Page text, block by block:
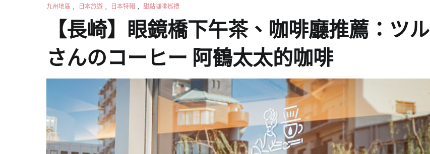
九州地區 , 日本旅遊 , 日本特輯 , 甜點咖啡巡禮
【長崎】眼鏡橋下午茶、咖啡廳推薦：ツル
さんのコーヒー 阿鶴太太的咖啡